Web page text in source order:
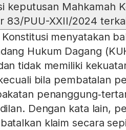
keputusan Mahkamah
83/PUU-XXII/2024
menyatakan
Hukum Dagang
tidak memiliki
bila pembatalan
Dengan kata lain,
klaim secara